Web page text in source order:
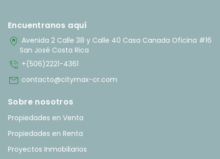
Encuentranos aquí
home_pin Avenida 2 Calle 38 y Calle 40 Casa Canada Oficina #16
San José Costa Rica
phone_in_talk +(506)2221-4361
mail contacto@citymax-cr.com
Sobre nosotros
Propiedades en Venta
Propiedades en Renta
Proyectos Inmobiliarios